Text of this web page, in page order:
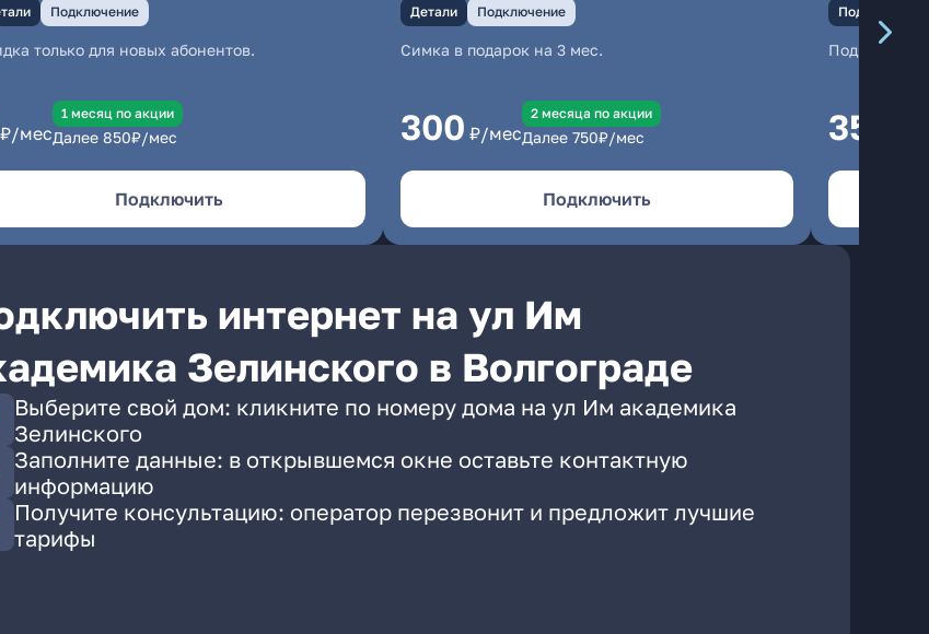
Подключение
только для новых абонентов.
₽/мес
1 месяц по акции
Далее 850₽/мес
Подключить
Детали Подключение
Симка в подарок на 3 мес.
300 ₽/мес
2 месяцa по акции
Далее 750₽/мес
Подключить
Подключение
350
интернет на ул Им
Зелинского в Волгограде
Выберите свой дом: кликните по номеру дома на ул Им академика
Зелинского
Заполните данные: в открывшемся окне оставьте контактную
информацию
Получите консультацию: оператор перезвонит и предложит лучшие
тарифы